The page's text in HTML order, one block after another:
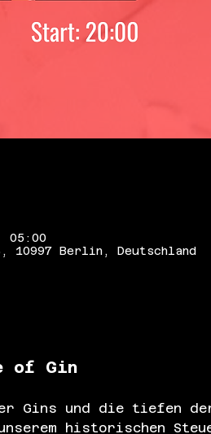
05:00
10997 Berlin, Deutschland
of Gin
Gins und die tiefen der
historischen